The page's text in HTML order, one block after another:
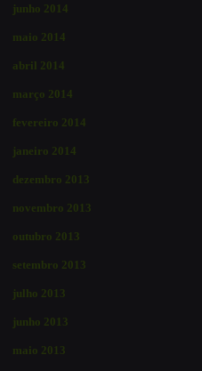
junho 2014
maio 2014
abril 2014
março 2014
fevereiro 2014
janeiro 2014
dezembro 2013
novembro 2013
outubro 2013
setembro 2013
julho 2013
junho 2013
maio 2013